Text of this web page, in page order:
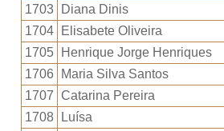
1703
Diana Dinis
1704
Elisabete Oliveira
1705
Henrique Jorge Henriques
1706
Maria Silva Santos
1707 Catarina Pereira
1708
Luísa